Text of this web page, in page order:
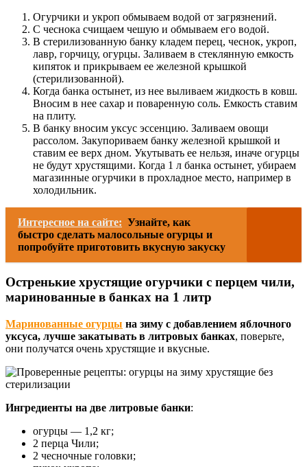
Огурчики и укроп обмываем водой от загрязнений.
С чеснока счищаем чешую и обмываем его водой.
В стерилизованную банку кладем перец, чеснок, укроп,
лавр, горчицу, огурцы. Заливаем в стеклянную емкость
кипяток и прикрываем ее железной крышкой
(стерилизованной).
Когда банка остынет, из нее выливаем жидкость в ковш.
Вносим в нее сахар и поваренную соль. Емкость ставим
на плиту.
В банку вносим уксус эссенцию. Заливаем овощи
рассолом. Закупориваем банку железной крышкой и
ставим ее верх дном. Укутывать ее нельзя, иначе огурцы
не будут хрустящими. Когда 1 л банка остынет, убираем
магазинные огурчики в прохладное место, например в
холодильник.
Интересное на сайте: Узнайте, как
быстро сделать малосольные огурцы и
попробуйте приготовить вкусную закуску
Остренькие хрустящие огурчики с перцем чили,
маринованные в банках на 1 литр
Маринованные огурцы на зиму с добавлением яблочного
уксуса, лучше закатывать в литровых банках, поверьте,
они получатся очень хрустящие и вкусные.
Ингредиенты на две литровые банки:
огурцы — 1,2 кг;
2 перца Чили;
2 чесночные головки;